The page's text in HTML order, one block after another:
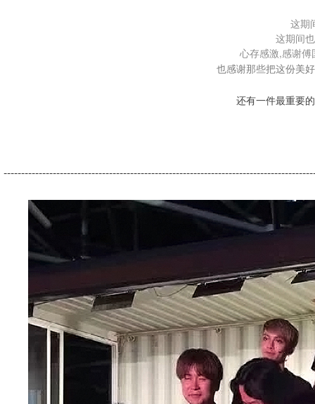
这期
这期间
心存感激,感谢
也感谢那些把这份美
还有一件最重要